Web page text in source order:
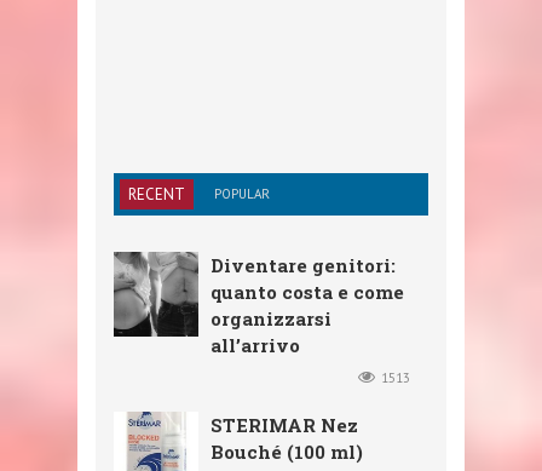
RECENT POPULAR
Diventare genitori:
quanto costa e come
organizzarsi
all’arrivo
1513
STERIMAR Nez
Bouché (100 ml)